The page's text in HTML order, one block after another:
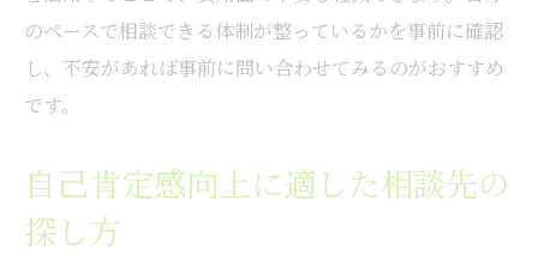
のペースで相談できる体制が整っているかを事前に確認
し、不安があれば事前に問い合わせてみるのがおすすめ
です。
自己肯定感向上に適した相談先の
探し方